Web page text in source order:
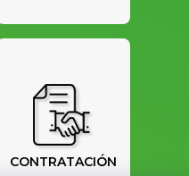
CONTRATACIÓN